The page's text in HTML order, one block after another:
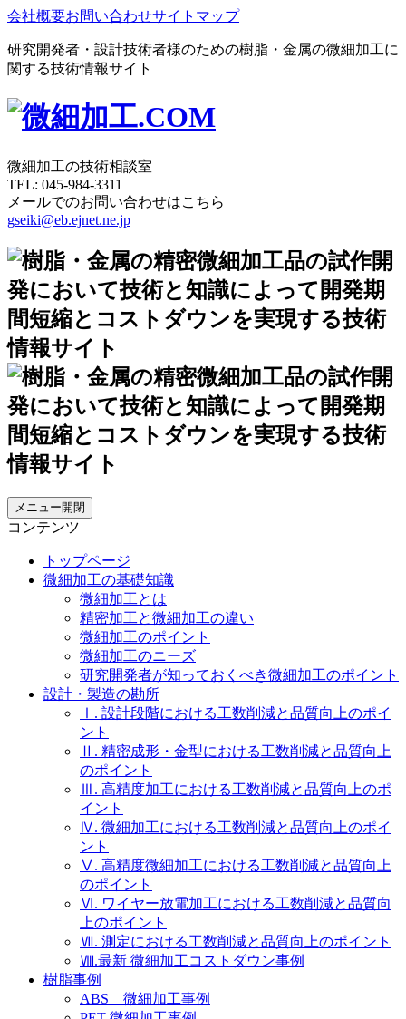
会社概要お問い合わせサイトマップ
研究開発者・設計技術者様のための樹脂・金属の微細加工に
関する技術情報サイト
微細加工の技術相談室
TEL: 045-984-3311
メールでのお問い合わせはこちら
gseiki@eb.ejnet.ne.jp
メニュー開閉
コンテンツ
トップページ
微細加工の基礎知識
微細加工とは
精密加工と微細加工の違い
微細加工のポイント
微細加工のニーズ
研究開発者が知っておくべき微細加工のポイント
設計・製造の勘所
Ⅰ. 設計段階における工数削減と品質向上のポイ
ント
Ⅱ. 精密成形・金型における工数削減と品質向上
のポイント
Ⅲ. 高精度加工における工数削減と品質向上のポ
イント
Ⅳ. 微細加工における工数削減と品質向上のポイ
ント
Ⅴ. 高精度微細加工における工数削減と品質向上
のポイント
Ⅵ. ワイヤー放電加工における工数削減と品質向
上のポイント
Ⅶ. 測定における工数削減と品質向上のポイント
Ⅷ.最新 微細加工コストダウン事例
樹脂事例
ABS 微細加工事例